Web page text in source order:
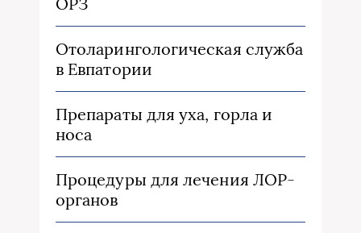
Отоларингологическая служба
в Евпатории
Препараты для уха, горла и
носа
Процедуры для лечения ЛОР-
органов